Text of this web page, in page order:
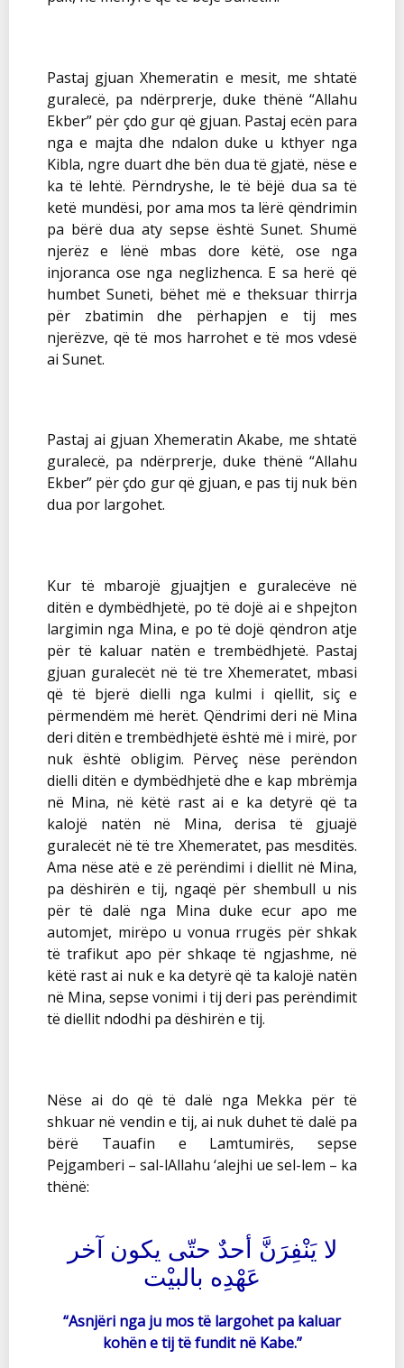
Pastaj gjuan Xhemeratin e mesit, me shtatë
guralecë, pa ndërprerje, duke thënë “Allahu
Ekber” për çdo gur që gjuan. Pastaj ecën para
nga e majta dhe ndalon duke u kthyer nga
Kibla, ngre duart dhe bën dua të gjatë, nëse e
ka të lehtë. Përndryshe, le të bëjë dua sa të
ketë mundësi, por ama mos ta lërë qëndrimin
pa bërë dua aty sepse është Sunet. Shumë
njerëz e lënë mbas dore këtë, ose nga
injoranca ose nga neglizhenca. E sa herë që
humbet Suneti, bëhet më e theksuar thirrja
për zbatimin dhe përhapjen e tij mes
njerëzve, që të mos harrohet e të mos vdesë
ai Sunet.
Pastaj ai gjuan Xhemeratin Akabe, me shtatë
guralecë, pa ndërprerje, duke thënë “Allahu
Ekber” për çdo gur që gjuan, e pas tij nuk bën
dua por largohet.
Kur të mbarojë gjuajtjen e guralecëve në
ditën e dymbëdhjetë, po të dojë ai e shpejton
largimin nga Mina, e po të dojë qëndron atje
për të kaluar natën e trembëdhjetë. Pastaj
gjuan guralecët në të tre Xhemeratet, mbasi
që të bjerë dielli nga kulmi i qiellit, siç e
përmendëm më herët. Qëndrimi deri në Mina
deri ditën e trembëdhjetë është më i mirë, por
nuk është obligim. Përveç nëse perëndon
dielli ditën e dymbëdhjetë dhe e kap mbrëmja
në Mina, në këtë rast ai e ka detyrë që ta
kalojë natën në Mina, derisa të gjuajë
guralecët në të tre Xhemeratet, pas mesditës.
Ama nëse atë e zë perëndimi i diellit në Mina,
pa dëshirën e tij, ngaqë për shembull u nis
për të dalë nga Mina duke ecur apo me
automjet, mirëpo u vonua rrugës për shkak
të trafikut apo për shkaqe të ngjashme, në
këtë rast ai nuk e ka detyrë që ta kalojë natën
në Mina, sepse vonimi i tij deri pas perëndimit
të diellit ndodhi pa dëshirën e tij.
Nëse ai do që të dalë nga Mekka për të
shkuar në vendin e tij, ai nuk duhet të dalë pa
bërë Tauafin e Lamtumirës, sepse
Pejgamberi – sal-lAllahu ‘alejhi ue sel-lem – ka
thënë:
لا يَنْفِرَنَّ أحدٌ حتّى يكون آخر
عَهْدِه بالبيْت
“Asnjëri nga ju mos të largohet pa kaluar
kohën e tij të fundit në Kabe.”